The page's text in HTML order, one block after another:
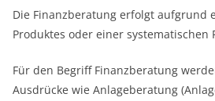
Die Finanzberatung erfolgt aufgrund
Produktes oder einer systematischen
Für den Begriff Finanzberatung
Ausdrücke wie Anlageberatung